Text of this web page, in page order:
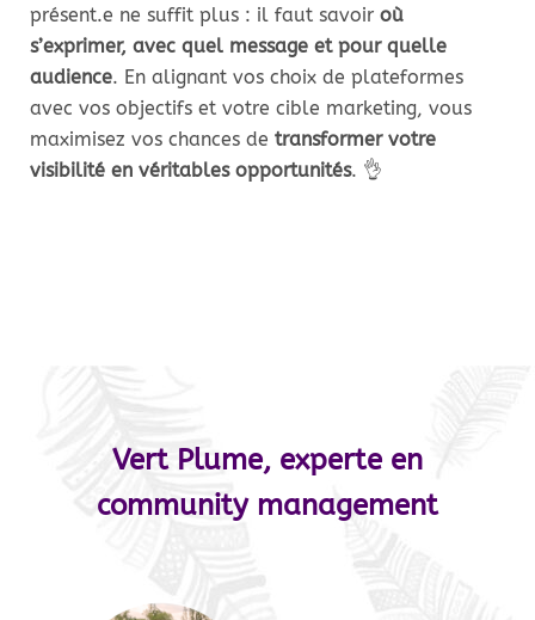
présent.e ne suffit plus : il faut savoir où
s’exprimer, avec quel message et pour quelle
audience. En alignant vos choix de plateformes
avec vos objectifs et votre cible marketing, vous
maximisez vos chances de transformer votre
visibilité en véritables opportunités. 👌
Vert Plume, experte en
community management